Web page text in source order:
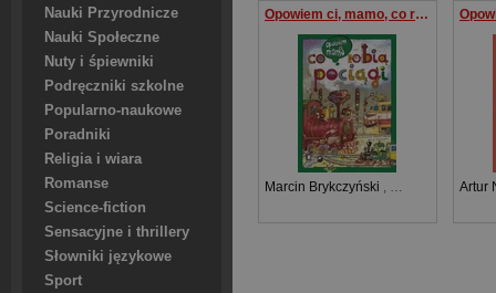
Nauki Przyrodnicze
Nauki Społeczne
Nuty i śpiewniki
Podręczniki szkolne
Popularno-naukowe
Poradniki
Religia i wiara
Romanse
Science-fiction
Sensacyjne i thrillery
Słowniki językowe
Sport
Opowiem ci, mamo, co robią pociągi
Marcin Brykczyński , Artur NowickiArtur